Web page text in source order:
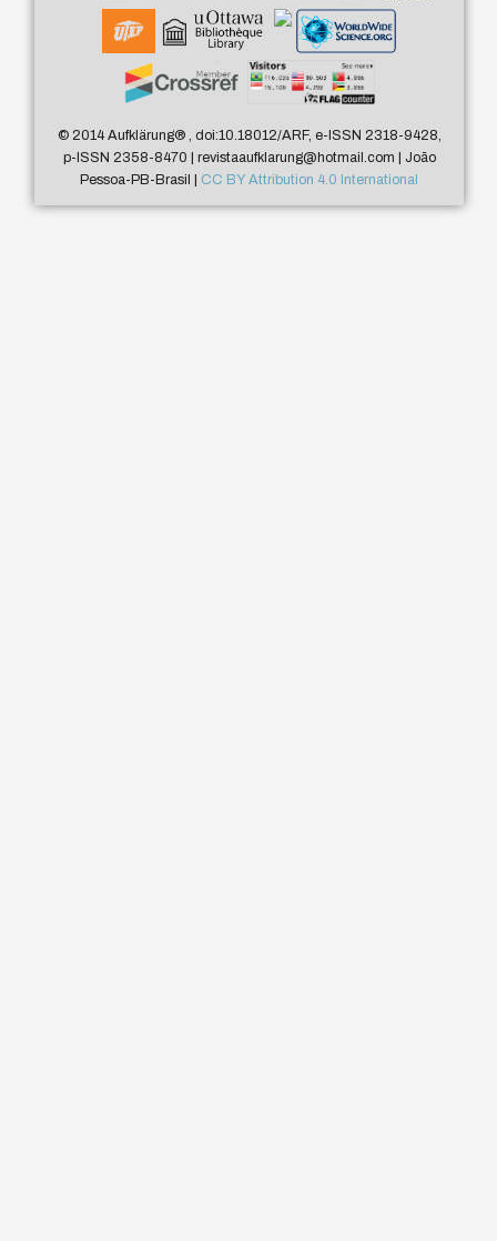
© 2014 Aufklärung®, doi:10.18012/ARF, e-ISSN 2318-9428,
p-ISSN 2358-8470 | revistaaufklarung@hotmail.com | João
Pessoa-PB-Brasil | CC BY Attribution 4.0 International